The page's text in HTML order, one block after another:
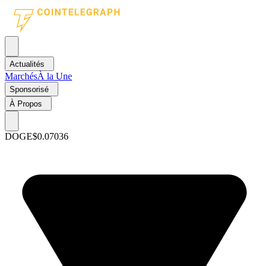
Actualités
MarchésÀ la Une
Sponsorisé
À Propos
DOGE$0.07036